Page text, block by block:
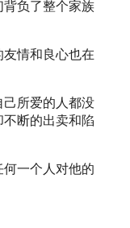
负了整个家族
情和良心也在
所爱的人都没
断的出卖和陷
一个人对他的